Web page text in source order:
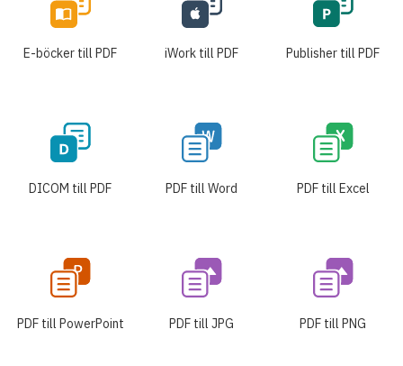
E-böcker till PDF iWork till PDF Publisher till PDF
DICOM till PDF PDF till Word PDF till Excel
PDF till PowerPoint PDF till JPG PDF till PNG